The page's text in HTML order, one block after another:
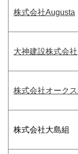
株式会社Augusta
大神建設株式会社
株式会社オーク
株式会社大島組